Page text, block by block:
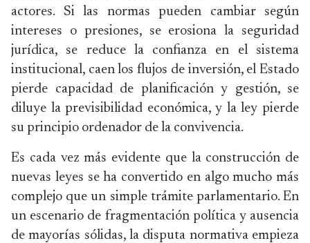
actores. Si las normas pueden cambiar según
intereses o presiones, se erosiona la seguridad
jurídica, se reduce la confianza en el sistema
institucional, caen los flujos de inversión, el Estado
pierde capacidad de planificación y gestión, se
diluye la previsibilidad económica, y la ley pierde
su principio ordenador de la convivencia.
Es cada vez más evidente que la construcción de
nuevas leyes se ha convertido en algo mucho más
complejo que un simple trámite parlamentario. En
un escenario de fragmentación política y ausencia
de mayorías sólidas, la disputa normativa empieza